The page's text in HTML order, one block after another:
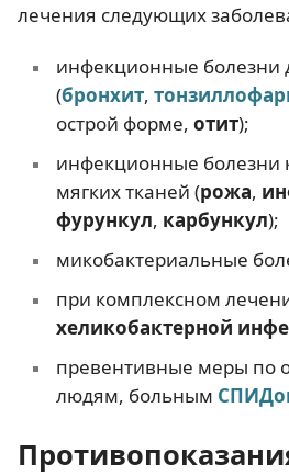
лечения следующих
инфекционные болезни
(бронхит,
острой форме, отит);
инфекционные болезни
мягких тканей (рожа,
фурункул, карбункул);
микобактериальные
при комплексном
хеликобактерной
превентивные меры по
людям, больным